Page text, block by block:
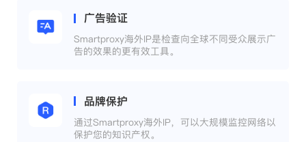
广告验证
Smartproxy海外IP是检查向全球不同受众展示广
告的效果的更有效工具。
品牌保护
通过Smartproxy海外IP，可以大规模监控网络以
保护您的知识产权。